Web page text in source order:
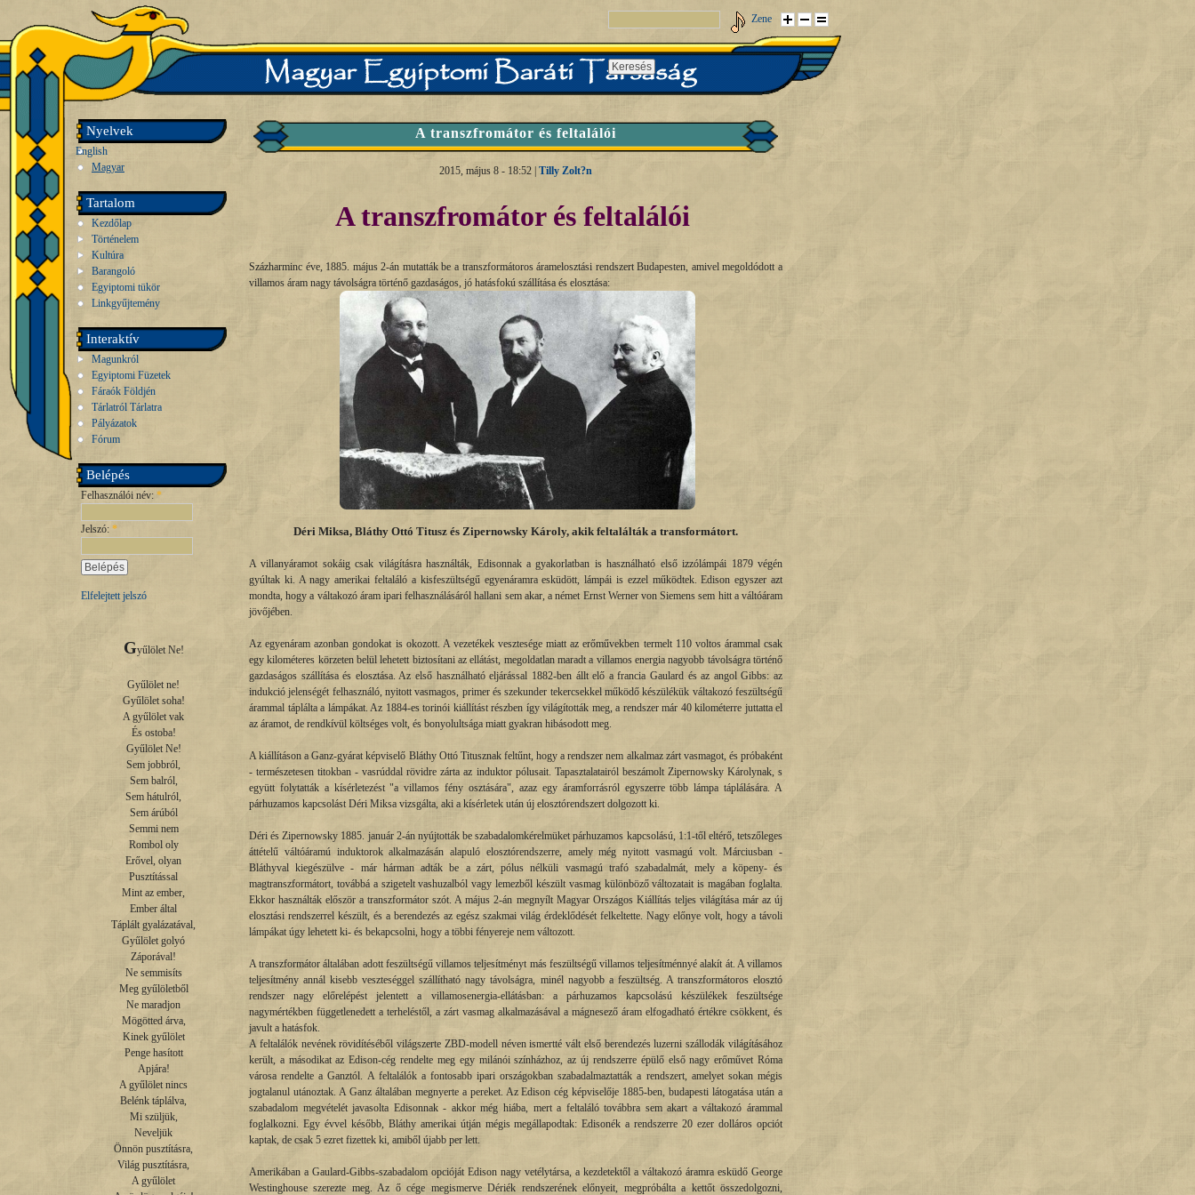
Zene
Nyelvek
English
Magyar
Tartalom
Kezdőlap
Történelem
Kultúra
Barangoló
Egyiptomi tükör
Linkgyűjtemény
Interaktív
Magunkról
Egyiptomi Füzetek
Fáraók Földjén
Tárlatról Tárlatra
Pályázatok
Fórum
Belépés
Felhasználói név: *
Jelszó: *
Elfelejtett jelszó
Gyűlölet Ne!
Gyűlölet ne!
Gyűlölet soha!
A gyűlölet vak
És ostoba!
Gyűlölet Ne!
Sem jobbról,
Sem balról,
Sem hátulról,
Sem árúból
Semmi nem
Rombol oly
Erővel, olyan
Pusztítással
Mint az ember,
Ember által
Táplált gyalázatával,
Gyűlölet golyó
Záporával!
Ne semmisíts
Meg gyűlöletből
Ne maradjon
Mögötted árva,
Kinek gyűlölet
Penge hasított
Apjára!
A gyűlölet nincs
Belénk táplálva,
Mi szüljük,
Neveljük
Önnön pusztításra,
Világ pusztításra,
A gyűlölet
A transzfromátor és feltalálói
2015, május 8 - 18:52 | Tilly Zolt?n
A transzfromátor és feltalálói
Százharminc éve, 1885. május 2-án mutatták be a transzformátoros áramelosztási rendszert Budapesten, amivel megoldódott a
villamos áram nagy távolságra történő gazdaságos, jó hatásfokú szállítása és elosztása:
Déri Miksa, Bláthy Ottó Titusz és Zipernowsky Károly, akik feltalálták a transformátort.
A villanyáramot sokáig csak világításra használták, Edisonnak a gyakorlatban is használható első izzólámpái 1879 végén
gyúltak ki. A nagy amerikai feltaláló a kisfeszültségű egyenáramra esküdött, lámpái is ezzel működtek. Edison egyszer azt
mondta, hogy a váltakozó áram ipari felhasználásáról hallani sem akar, a német Ernst Werner von Siemens sem hitt a váltóáram
jövőjében.
Az egyenáram azonban gondokat is okozott. A vezetékek vesztesége miatt az erőművekben termelt 110 voltos árammal csak
egy kilométeres körzeten belül lehetett biztosítani az ellátást, megoldatlan maradt a villamos energia nagyobb távolságra történő
gazdaságos szállítása és elosztása. Az első használható eljárással 1882-ben állt elő a francia Gaulard és az angol Gibbs: az
indukció jelenségét felhasználó, nyitott vasmagos, primer és szekunder tekercsekkel működő készülékük váltakozó feszültségű
árammal táplálta a lámpákat. Az 1884-es torinói kiállítást részben így világították meg, a rendszer már 40 kilométerre juttatta el
az áramot, de rendkívül költséges volt, és bonyolultsága miatt gyakran hibásodott meg.
A kiállításon a Ganz-gyárat képviselő Bláthy Ottó Titusznak feltűnt, hogy a rendszer nem alkalmaz zárt vasmagot, és próbaként
- természetesen titokban - vasrúddal rövidre zárta az induktor pólusait. Tapasztalatairól beszámolt Zipernowsky Károlynak, s
együtt folytatták a kísérletezést "a villamos fény osztására", azaz egy áramforrásról egyszerre több lámpa táplálására. A
párhuzamos kapcsolást Déri Miksa vizsgálta, aki a kísérletek után új elosztórendszert dolgozott ki.
Déri és Zipernowsky 1885. január 2-án nyújtották be szabadalomkérelmüket párhuzamos kapcsolású, 1:1-től eltérő, tetszőleges
áttételű váltóáramú induktorok alkalmazásán alapuló elosztórendszerre, amely még nyitott vasmagú volt. Márciusban -
Bláthyval kiegészülve - már hárman adták be a zárt, pólus nélküli vasmagú trafó szabadalmát, mely a köpeny- és
magtranszformátort, továbbá a szigetelt vashuzalból vagy lemezből készült vasmag különböző változatait is magában foglalta.
Ekkor használták először a transzformátor szót. A május 2-án megnyílt Magyar Országos Kiállítás teljes világítása már az új
elosztási rendszerrel készült, és a berendezés az egész szakmai világ érdeklődését felkeltette. Nagy előnye volt, hogy a távoli
lámpákat úgy lehetett ki- és bekapcsolni, hogy a többi fényereje nem változott.
A transzformátor általában adott feszültségű villamos teljesítményt más feszültségű villamos teljesítménnyé alakít át. A villamos
teljesítmény annál kisebb veszteséggel szállítható nagy távolságra, minél nagyobb a feszültség. A transzformátoros elosztó
rendszer nagy előrelépést jelentett a villamosenergia-ellátásban: a párhuzamos kapcsolású készülékek feszültsége
nagymértékben függetlenedett a terheléstől, a zárt vasmag alkalmazásával a mágnesező áram elfogadható értékre csökkent, és
javult a hatásfok.
A feltalálók nevének rövidítéséből világszerte ZBD-modell néven ismertté vált első berendezés luzerni szállodák világításához
került, a másodikat az Edison-cég rendelte meg egy milánói színházhoz, az új rendszerre épülő első nagy erőművet Róma
városa rendelte a Ganztól. A feltalálók a fontosabb ipari országokban szabadalmaztatták a rendszert, amelyet sokan mégis
jogtalanul utánoztak. A Ganz általában megnyerte a pereket. Az Edison cég képviselője 1885-ben, budapesti látogatása után a
szabadalom megvételét javasolta Edisonnak - akkor még hiába, mert a feltaláló továbbra sem akart a váltakozó árammal
foglalkozni. Egy évvel később, Bláthy amerikai útján mégis megállapodtak: Edisonék a rendszerre 20 ezer dolláros opciót
kaptak, de csak 5 ezret fizettek ki, amiből újabb per lett.
Amerikában a Gaulard-Gibbs-szabadalom opcióját Edison nagy vetélytársa, a kezdetektől a váltakozó áramra esküdő George
Westinghouse szerezte meg. Az ő cége megismerve Dériék rendszerének előnyeit, megpróbálta a kettőt összedolgozni,